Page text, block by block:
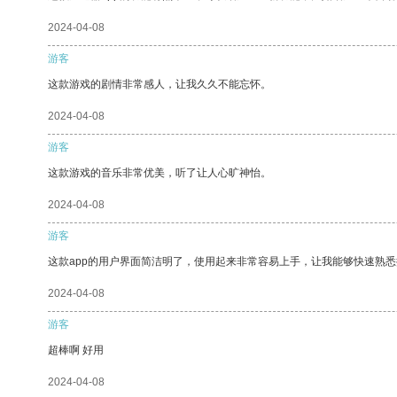
2024-04-08
游客
这款游戏的剧情非常感人，让我久久不能忘怀。
2024-04-08
游客
这款游戏的音乐非常优美，听了让人心旷神怡。
2024-04-08
游客
这款app的用户界面简洁明了，使用起来非常容易上手，让我能够快速熟
2024-04-08
游客
超棒啊 好用
2024-04-08